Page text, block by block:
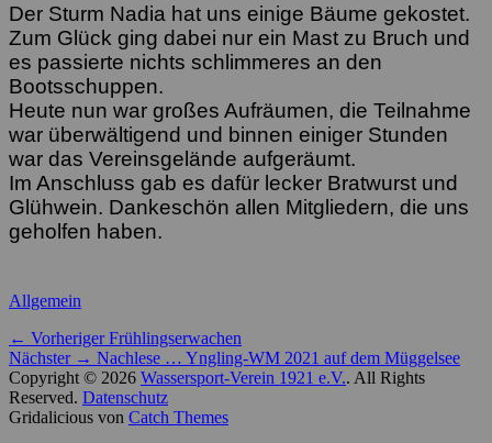
Der Sturm Nadia hat uns einige Bäume gekostet.
Zum Glück ging dabei nur ein Mast zu Bruch und
es passierte nichts schlimmeres an den
Bootsschuppen.
Heute nun war großes Aufräumen, die Teilnahme
war überwältigend und binnen einiger Stunden
war das Vereinsgelände aufgeräumt.
Im Anschluss gab es dafür lecker Bratwurst und
Glühwein. Dankeschön allen Mitgliedern, die uns
geholfen haben.
Kategorien
Allgemein
Beitragsnavigation
← Vorheriger Vorheriger
Beitrag:
Frühlingserwachen
Nächster → Nächster
Beitrag:
Nachlese … Yngling-WM 2021 auf dem Müggelsee
Copyright © 2026 Wassersport-Verein 1921 e.V.. All Rights
Reserved. Datenschutz
Gridalicious von Catch Themes